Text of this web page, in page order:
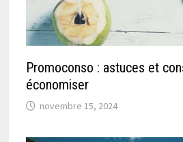
Promoconso : astuces et
économiser
novembre 15, 2024